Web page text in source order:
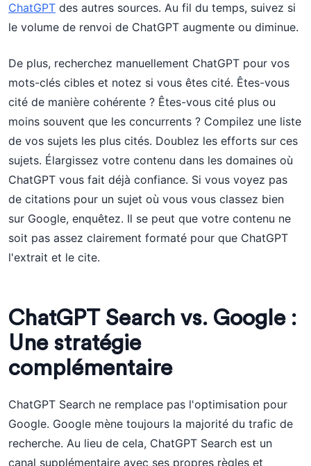
ChatGPT des autres sources. Au fil du temps, suivez si
le volume de renvoi de ChatGPT augmente ou diminue.
De plus, recherchez manuellement ChatGPT pour vos
mots-clés cibles et notez si vous êtes cité. Êtes-vous
cité de manière cohérente ? Êtes-vous cité plus ou
moins souvent que les concurrents ? Compilez une liste
de vos sujets les plus cités. Doublez les efforts sur ces
sujets. Élargissez votre contenu dans les domaines où
ChatGPT vous fait déjà confiance. Si vous voyez pas
de citations pour un sujet où vous vous classez bien
sur Google, enquêtez. Il se peut que votre contenu ne
soit pas assez clairement formaté pour que ChatGPT
l'extrait et le cite.
ChatGPT Search vs. Google :
Une stratégie
complémentaire
ChatGPT Search ne remplace pas l'optimisation pour
Google. Google mène toujours la majorité du trafic de
recherche. Au lieu de cela, ChatGPT Search est un
canal supplémentaire avec ses propres règles et